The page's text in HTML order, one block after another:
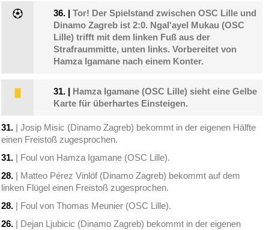
36. |Tor! Der Spielstand zwischen OSC Lille und
Dinamo Zagreb ist 2:0. Ngal'ayel Mukau (OSC
Lille) trifft mit dem linken Fuß aus der
Strafraummitte, unten links. Vorbereitet von
Hamza Igamane nach einem Konter.
31. | Hamza Igamane (OSC Lille) sieht eine Gelbe
Karte für überhartes Einsteigen.
31. | Josip Misic (Dinamo Zagreb) bekommt in der eigenen Hälfte
einen Freistoß zugesprochen.
31. | Foul von Hamza Igamane (OSC Lille).
28. | Matteo Pérez Vinlöf (Dinamo Zagreb) bekommt auf dem
linken Flügel einen Freistoß zugesprochen.
28. | Foul von Thomas Meunier (OSC Lille).
26. | Dejan Ljubicic (Dinamo Zagreb) bekommt in der eigenen